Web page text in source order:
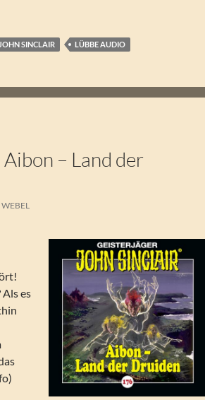
JOHN SINCLAIR LÜBBE AUDIO
– Land der
es